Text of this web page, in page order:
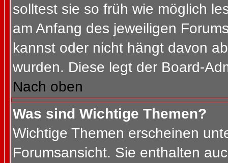
solltest sie so früh wie möglich
am Anfang des jeweiligen
kannst oder nicht hängt davon
wurden. Diese legt der Board-
Nach oben
Was sind Wichtige Themen?
Wichtige Themen erscheinen
Forumsansicht. Sie enthalten